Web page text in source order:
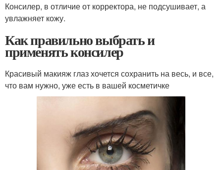
Консилер, в отличие от корректора, не подсушивает, а
увлажняет кожу.
Как правильно выбрать и
применять консилер
Красивый макияж глаз хочется сохранить на весь, и все,
что вам нужно, уже есть в вашей косметичке